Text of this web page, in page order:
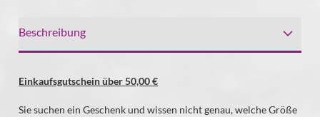
Beschreibung
Einkaufsgutschein über 50,00 €
Sie suchen ein Geschenk und wissen nicht genau, welche Größe